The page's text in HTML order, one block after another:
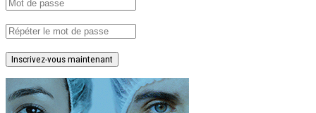
Inscrivez-vous maintenant